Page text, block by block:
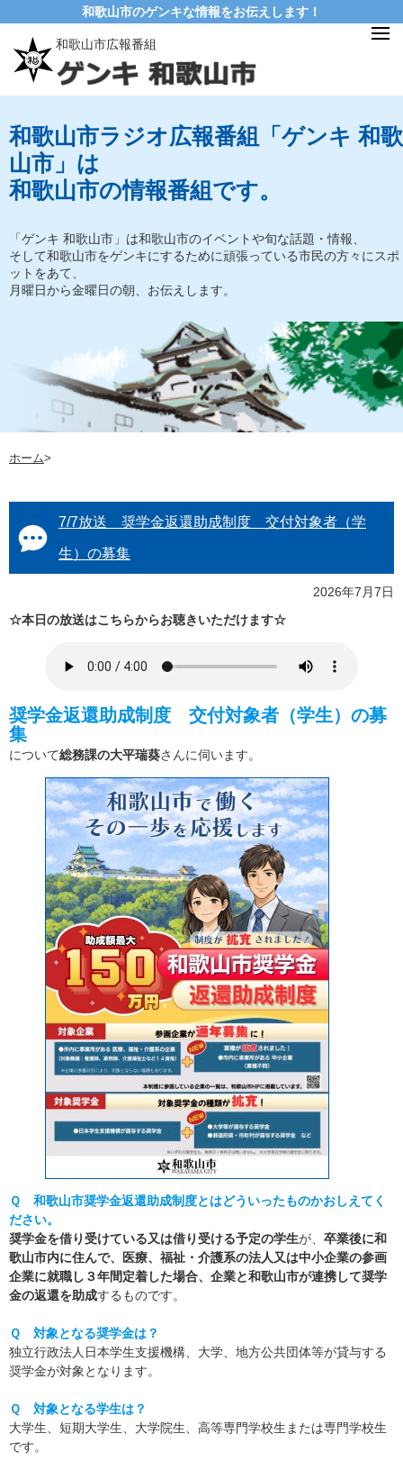
和歌山市のゲンキな情報をお伝えします！
和歌山市広報番組
和歌山市ラジオ広報番組「ゲンキ 和歌
山市」は
和歌山市の情報番組です。
「ゲンキ 和歌山市」は和歌山市のイベントや旬な話題・情報、
そして和歌山市をゲンキにするために頑張っている市民の方々にスポ
ットをあて、
月曜日から金曜日の朝、お伝えします。
ホーム>
7/7放送 奨学金返還助成制度 交付対象者（学
生）の募集
2026年7月7日
☆本日の放送はこちらからお聴きいただけます☆
奨学金返還助成制度 交付対象者（学生）の募
集
について総務課の大平瑞葵さんに伺います。
Ｑ 和歌山市奨学金返還助成制度とはどういったものかおしえてく
ださい。
奨学金を借り受けている又は借り受ける予定の学生が、 卒業後に和
歌山市内に住んで、医療、福祉・介護系の法人又は中小企業の参画
企業に就職し３年間定着した場合、企業と和歌山市が連携して奨学
金の返還を助成するものです。
Ｑ 対象となる奨学金は？
独立行政法人日本学生支援機構、大学、地方公共団体等が貸与する
奨学金が対象となります。
Ｑ 対象となる学生は？
大学生、短期大学生、大学院生、高等専門学校生または専門学校生
です。